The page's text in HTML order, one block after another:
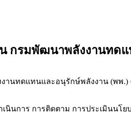
กรมพัฒนาพลังงานทด
เนินการ การติดตาม การประเมินนโ